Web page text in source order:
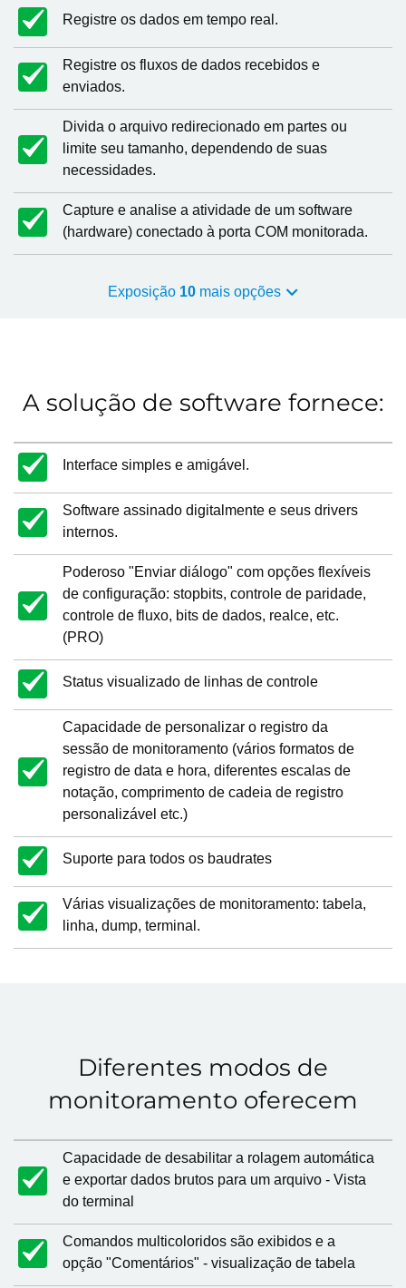
Registre os dados em tempo real.
Registre os fluxos de dados recebidos e
enviados.
Divida o arquivo redirecionado em partes ou
limite seu tamanho, dependendo de suas
necessidades.
Capture e analise a atividade de um software
(hardware) conectado à porta COM monitorada.
Exposição 10mais opções
A solução de software fornece:
Interface simples e amigável.
Software assinado digitalmente e seus drivers
internos.
Poderoso "Enviar diálogo" com opções flexíveis
de configuração: stopbits, controle de paridade,
controle de fluxo, bits de dados, realce, etc.
(PRO)
Status visualizado de linhas de controle
Capacidade de personalizar o registro da
sessão de monitoramento (vários formatos de
registro de data e hora, diferentes escalas de
notação, comprimento de cadeia de registro
personalizável etc.)
Suporte para todos os baudrates
Várias visualizações de monitoramento: tabela,
linha, dump, terminal.
Diferentes modos de
monitoramento oferecem
Capacidade de desabilitar a rolagem automática
e exportar dados brutos para um arquivo - Vista
do terminal
Comandos multicoloridos são exibidos e a
opção "Comentários" - visualização de tabela